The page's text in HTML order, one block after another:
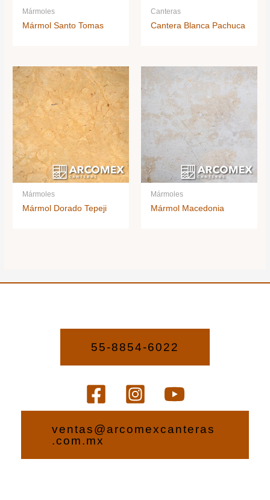
Mármoles
Mármol Santo Tomas
Canteras
Cantera Blanca Pachuca
Mármoles
Mármol Dorado Tepeji
Mármoles
Mármol Macedonia
55-8854-6022
ventas@arcomexcanteras
.com.mx